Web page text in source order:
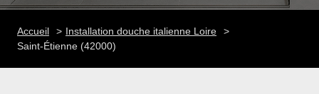
Accueil
Installation douche italienne Loire
Saint-Étienne (42000)